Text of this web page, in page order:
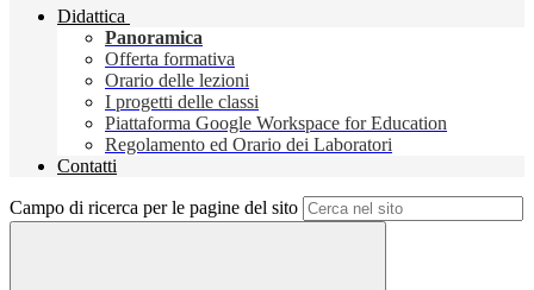
Didattica
Panoramica
Offerta formativa
Orario delle lezioni
I progetti delle classi
Piattaforma Google Workspace for Education
Regolamento ed Orario dei Laboratori
Contatti
Campo di ricerca per le pagine del sito